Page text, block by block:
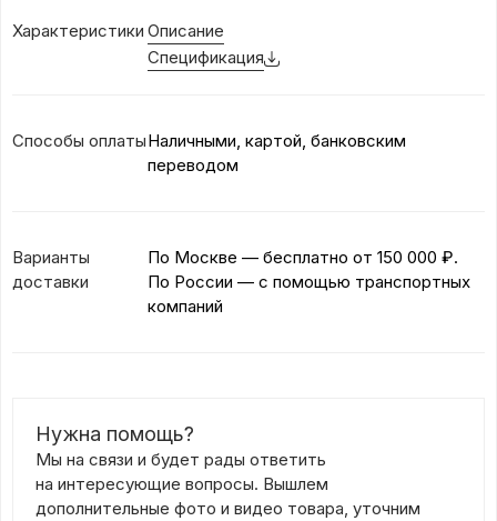
Характеристики Описание
Спецификация
Способы оплатыНаличными, картой, банковским
переводом
Варианты
доставки
По Москве — бесплатно от 150 000 ₽.
По России — с помощью транспортных
компаний
Нужна помощь?
Мы на связи и будет рады ответить
на интересующие вопросы. Вышлем
дополнительные фото и видео товара, уточним